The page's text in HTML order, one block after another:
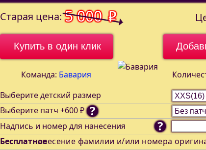
Старая цена: 5 000o
Купить в один клик
Команда: Бавария
Выберите детский размер
?
Выберите патч +600 ₽
Надпись и номер для нанесения
?
Бесплатноенанесение фамилии и/или номера